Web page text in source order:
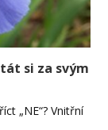
si za svým
„NE“? Vnitřní